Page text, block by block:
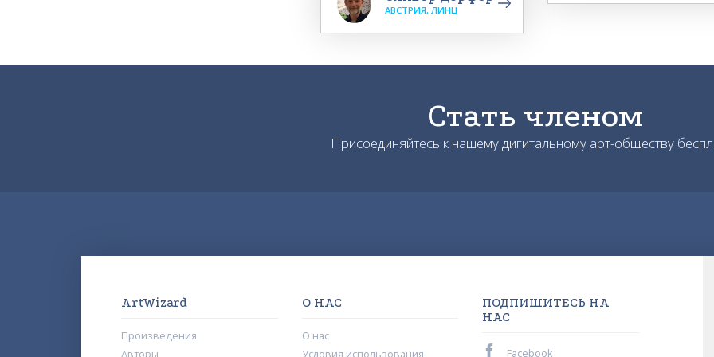
АВСТРИЯ, ЛИНЦ
Стать членом
Присоединяйтесь к нашему дигитальному арт-обществу
ArtWizard
Произведения
О НАС
О нас
ПОДПИШИТЕСЬ НА
НАС
Facebook